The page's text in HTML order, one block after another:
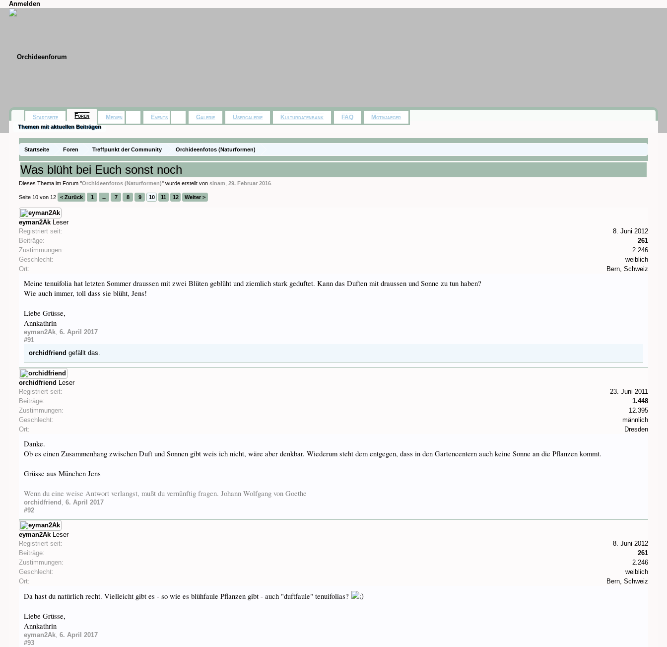
Anmelden
Startseite Foren Treffpunkt der Community Orchideenfotos (Naturformen)
Was blüht bei Euch sonst noch
Dieses Thema im Forum "Orchideenfotos (Naturformen)" wurde erstellt vonsinam ,29. Februar 2016
Seite 10 von 12 < Zurück 1 ← 7 8 9 10 11 12 Weiter >
eyman2Ak Leser
Registriert seit:
8. Juni 2012
Beiträge:
261
Zustimmungen:
2.246
Geschlecht:
weiblich
Ort:
Bern, Schweiz
Meine tenuifolia hat letzten Sommer draussen mit zwei Blüten geblüht und ziemlich stark geduftet. Kann das Duften mit draussen und Sonne zu tun haben?
Wie auch immer, toll dass sie blüht, Jens!
Liebe Grüsse,
Annkathrin
eyman2Ak, 6. April 2017
#91
orchidfriend gefällt das.
orchidfriend Leser
Registriert seit:
23. Juni 2011
Beiträge:
1.448
Zustimmungen:
12.395
Geschlecht:
männlich
Ort:
Dresden
Danke.
Ob es einen Zusammenhang zwischen Duft und Sonnen gibt weis ich nicht, wäre aber denkbar. Wiederum steht dem entgegen, dass in den Gartencentern auch keine Sonne an die Pflanzen kommt.
Grüsse aus München Jens
Wenn du eine weise Antwort verlangst, mußt du vernünftig fragen. Johann Wolfgang von Goethe
orchidfriend , 6. April 2017
#92
eyman2Ak Leser
Registriert seit:
8. Juni 2012
Beiträge:
261
Zustimmungen:
2.246
Geschlecht:
weiblich
Ort:
Bern, Schweiz
Da hast du natürlich recht. Vielleicht gibt es - so wie es blühfaule Pflanzen gibt - auch "duftfaule" tenuifolias?
Liebe Grüsse,
Annkathrin
eyman2Ak, 6. April 2017
#93
Startseite Foren
Themen mit aktuellen Beiträgen
Medien Events Galerie Usergalerie Kulturdatenbank FAQ Motivjaeger